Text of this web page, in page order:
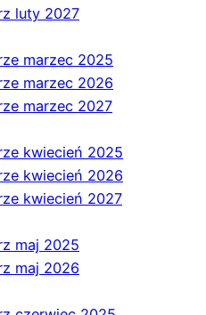
luty 2027
marzec 2025
marzec 2026
marzec 2027
kwiecień 2025
kwiecień 2026
kwiecień 2027
maj 2025
maj 2026